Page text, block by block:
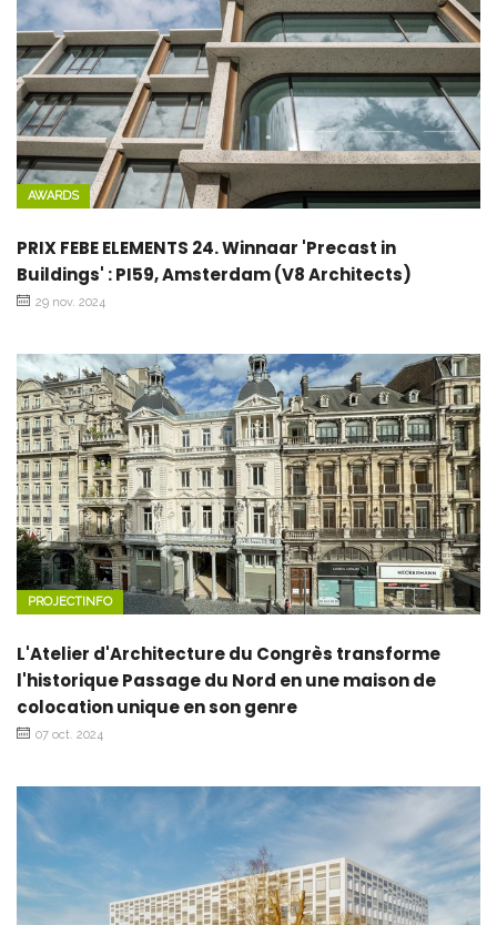
AWARDS
PRIX FEBE ELEMENTS 24. Winnaar 'Precast in
Buildings' : PI59, Amsterdam (V8 Architects)
29 nov. 2024
PROJECTINFO
L'Atelier d'Architecture du Congrès transforme
l'historique Passage du Nord en une maison de
colocation unique en son genre
07 oct. 2024